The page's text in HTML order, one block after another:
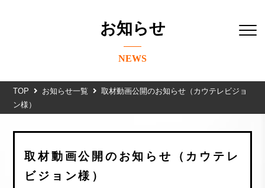
お知らせ
NEWS
TOP お知らせ一覧
取材動画公開のお知らせ（カウテレビジョ
ン様）
取材動画公開のお知らせ（カウテレ
ビジョン様）